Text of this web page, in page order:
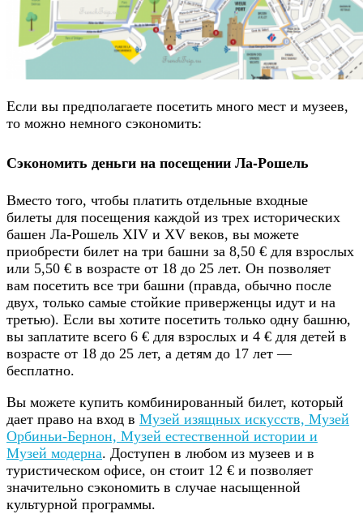
Если вы предполагаете посетить много мест и музеев,
то можно немного сэкономить:
Сэкономить деньги на посещении Ла-Рошель
Вместо того, чтобы платить отдельные входные
билеты для посещения каждой из трех исторических
башен Ла-Рошель XIV и XV веков, вы можете
приобрести билет на три башни за 8,50 € для взрослых
или 5,50 € в возрасте от 18 до 25 лет. Он позволяет
вам посетить все три башни (правда, обычно после
двух, только самые стойкие приверженцы идут и на
третью). Если вы хотите посетить только одну башню,
вы заплатите всего 6 € для взрослых и 4 € для детей в
возрасте от 18 до 25 лет, а детям до 17 лет —
бесплатно.
Вы можете купить комбинированный билет, который
дает право на вход в Музей изящных искусств, Музей
Орбиньи-Бернон, Музей естественной истории и
Музей модерна. Доступен в любом из музеев и в
туристическом офисе, он стоит 12 € и позволяет
значительно сэкономить в случае насыщенной
культурной программы.